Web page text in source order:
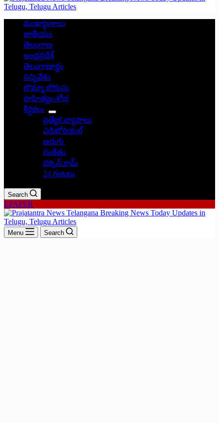
ముఖ్యాంశాలు
జాతీయం
తెలంగాణ
ఆంధ్రప్రదేశ్
తెలంగాణార్థం
సన్నివేశం
బొమ్మా బొరుసు
సాహిత్యం-శోభ
శీర్షికలు
ప్రత్యేక వ్యాసాలు
ఎడిటోరియల్
అరుగు
సంకేతం
దక్కన్.కామ్
24 గంటలు
Search
EPAPER
Menu Search